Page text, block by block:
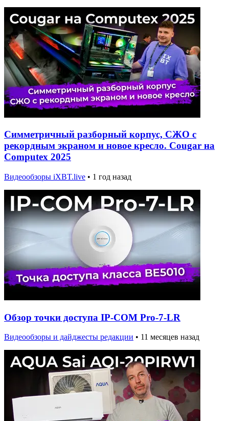
Симметричный разборный корпус, СЖО с
рекордным экраном и новое кресло. Cougar на
Computex 2025
Видеообзоры iXBT.live • 1 год назад
Обзор точки доступа IP-COM Pro-7-LR
Видеообзоры и дайджесты редакции • 11 месяцев назад